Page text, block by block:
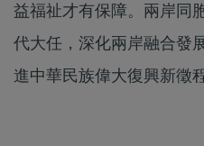
益福祉才有保障。兩岸同
代大任，深化兩岸融合發
進中華民族偉大復興新徵程